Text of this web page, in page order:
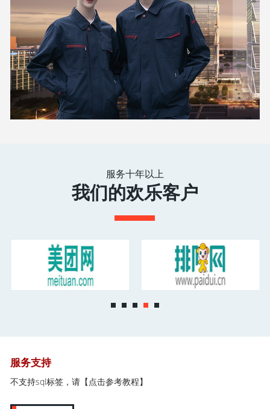
服务十年以上
我们的欢乐客户
服务支持
不支持sql标签，请 【点击参考教程】